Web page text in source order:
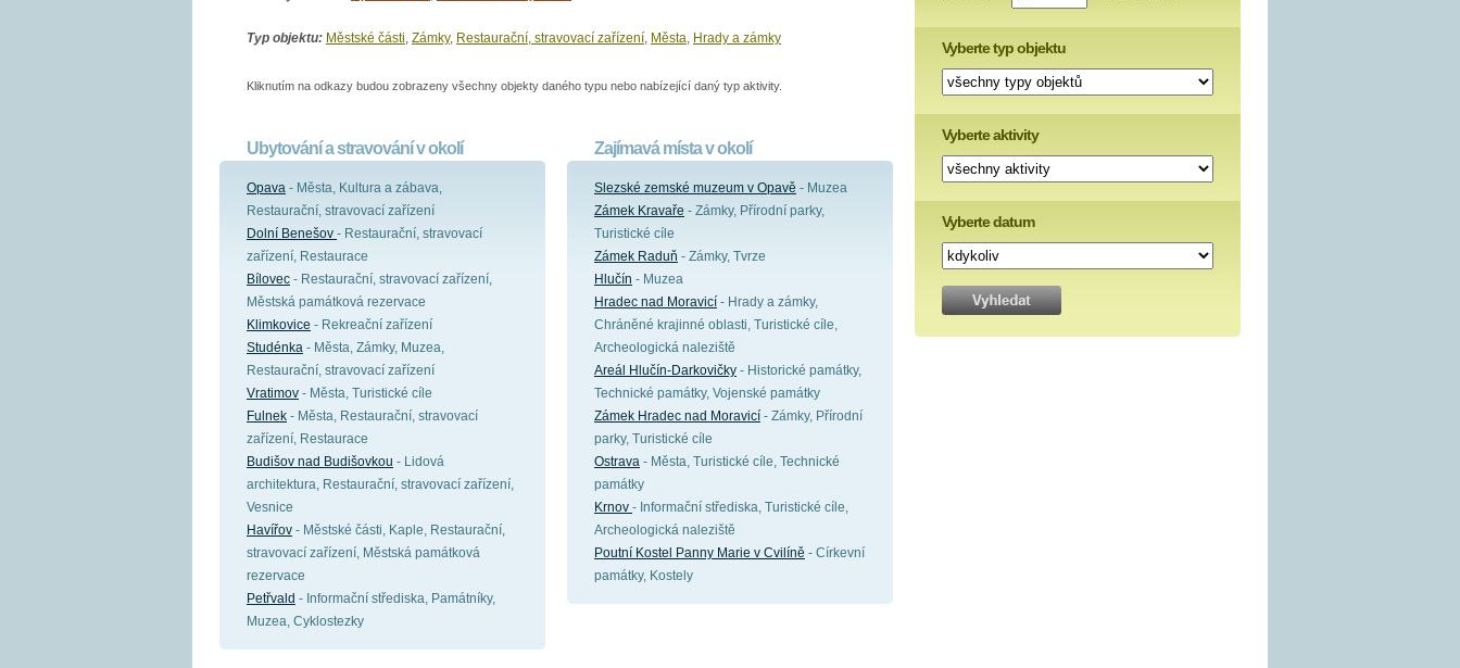
Typ objektu: Městské části, Zámky, Restaurační, stravovací zařízení, Města, Hrady a zámky
Kliknutím na odkazy budou zobrazeny všechny objekty daného typu nebo nabízející daný typ aktivity.
Ubytování a stravování v okolí
Opava - Města, Kultura a zábava,
Restaurační, stravovací zařízení
Dolní Benešov - Restaurační, stravovací
zařízení, Restaurace
Bílovec - Restaurační, stravovací zařízení,
Městská památková rezervace
Klimkovice - Rekreační zařízení
Studénka - Města, Zámky, Muzea,
Restaurační, stravovací zařízení
Vratimov - Města, Turistické cíle
Fulnek - Města, Restaurační, stravovací
zařízení, Restaurace
Budišov nad Budišovkou - Lidová
architektura, Restaurační, stravovací zařízení,
Vesnice
Havířov - Městské části, Kaple, Restaurační,
stravovací zařízení, Městská památková
rezervace
Petřvald - Informační střediska, Památníky,
Muzea, Cyklostezky
Zajímavá místa v okolí
Slezské zemské muzeum v Opavě - Muzea
Zámek Kravaře - Zámky, Přírodní parky,
Turistické cíle
Zámek Raduň - Zámky, Tvrze
Hlučín - Muzea
Hradec nad Moravicí - Hrady a zámky,
Chráněné krajinné oblasti, Turistické cíle,
Archeologická naleziště
Areál Hlučín-Darkovičky - Historické památky,
Technické památky, Vojenské památky
Zámek Hradec nad Moravicí - Zámky, Přírodní
parky, Turistické cíle
Ostrava - Města, Turistické cíle, Technické
památky
Krnov - Informační střediska, Turistické cíle,
Archeologická naleziště
Poutní Kostel Panny Marie v Cvilíně - Církevní
památky, Kostely
Vyberte typ objektu
Vyberte aktivity
Vyberte datum